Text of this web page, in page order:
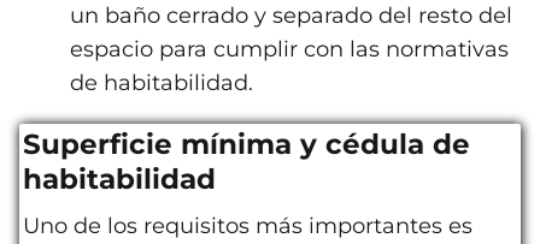
un baño cerrado y separado del resto del
espacio para cumplir con las normativas
de habitabilidad.
Superficie mínima y cédula de
habitabilidad
Uno de los requisitos más importantes es